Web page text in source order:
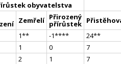
obyvatelstva
Zemřelí Přirozený
přírůstek
1** -1**** 24**
1 0
7
2 1
7